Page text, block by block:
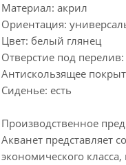
Материал: акрил
Ориентация:
Цвет: белый глянец
Отверстие под перелив:
Антискользящее
Сиденье: есть
Производственное
Акванет представляет
экономического